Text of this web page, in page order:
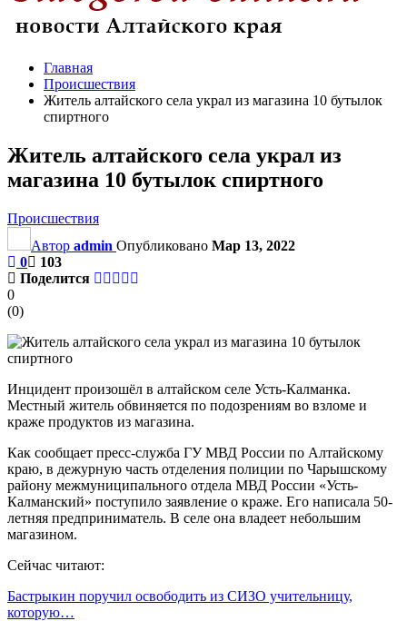
Главная
Происшествия
Житель алтайского села украл из магазина 10 бутылок
спиртного
Житель алтайского села украл из
магазина 10 бутылок спиртного
Происшествия
Автор admin Опубликовано Мар 13, 2022
0
103
Поделится
0
(0)
Инцидент произошёл в алтайском селе Усть-Калманка.
Местный житель обвиняется по подозрениям во взломе и
краже продуктов из магазина.
Как сообщает пресс-служба ГУ МВД России по Алтайскому
краю, в дежурную часть отделения полиции по Чарышскому
району межмуниципального отдела МВД России «Усть-
Калманский» поступило заявление о краже. Его написала 50-
летняя предприниматель. В селе она владеет небольшим
магазином.
Сейчас читают:
Бастрыкин поручил освободить из СИЗО учительницу,
которую…